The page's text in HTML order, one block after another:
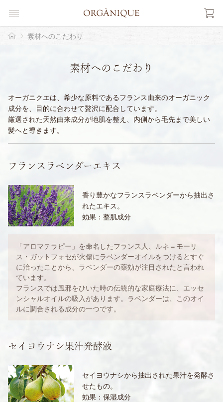
素材へのこだわり
素材へのこだわり
オーガニクエは、希少な原料であるフランス由来のオーガニック
成分を、目的に合わせて贅沢に配合しています。
厳選された天然由来成分が地肌を整え、内側から毛先まで美しい
髪へと導きます。
フランスラベンダーエキス
香り豊かなフランスラベンダーから抽出さ
れたエキス。
効果：整肌成分
「アロマテラピー」を命名したフランス人、ルネ＝モーリ
ス・ガットフォセが火傷にラベンダーオイルをつけるとすぐ
に治ったことから、ラベンダーの薬効が注目されたと言われ
ています。
フランスでは風邪をひいた時の伝統的な家庭療法に、エッセ
ンシャルオイルの吸入があります。ラベンダーは、このオイ
ルに調合される成分の一つです。
セイヨウナシ果汁発酵液
セイヨウナシから抽出された果汁を発酵さ
せたもの。
効果：保湿成分